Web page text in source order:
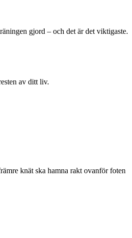
gjord – och det är det viktigaste.
av ditt liv.
knät ska hamna rakt ovanför foten